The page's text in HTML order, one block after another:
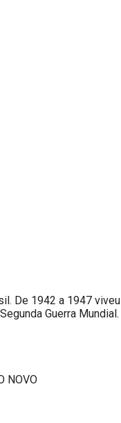
De 1942 a 1947 viveu
Guerra Mundial.
NOVO